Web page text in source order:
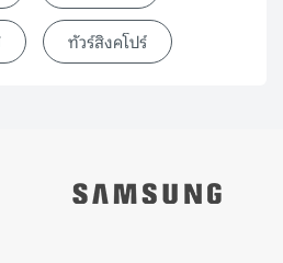
ทัวร์สิงคโปร์